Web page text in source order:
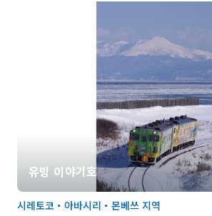
언어선택
유빙 이야기호
시레토코・아바시리・몬베쓰 지역